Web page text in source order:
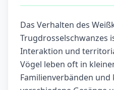
Das Verhalten des
Trugdrosselschwanzes
Interaktion und
Vögel leben oft in
Familienverbänden